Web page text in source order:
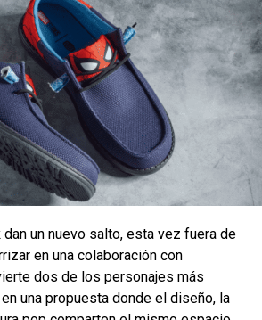
una conclusión épica para la
inicial al tráiler en redes socialesha
positiva.
y escrita por Villeneuve y
Parte 3 está basada en la novela
Herbert y ofrece la épica
de Villeneuve.
en cines el 18 de diciembre.
redes socialespara estar
del mundo geek, además
dan un nuevo salto, esta vez fuera de
en una colaboración con
dos de los personajes más
una propuesta donde el diseño, la